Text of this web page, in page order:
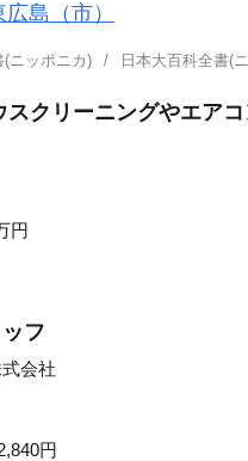
広島（市）
ニッポニカ) 日本大百科全書(
スクリーニングやエア
円
フ
会社
円